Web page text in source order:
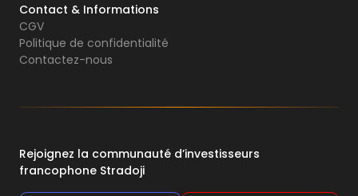
Contact & Informations
CGV
Politique de confidentialité
Contactez-nous
Rejoignez la communauté d’investisseurs
francophone Stradoji